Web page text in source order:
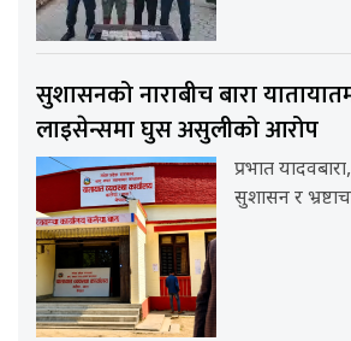
सुशासनको नाराबीच बारा
लाइसेन्समा घुस असुलीको आरोप
प्रभात
सुशासन र